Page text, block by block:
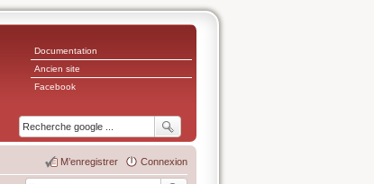
Documentation
Ancien site
Facebook
Connexion
M’enregistrer